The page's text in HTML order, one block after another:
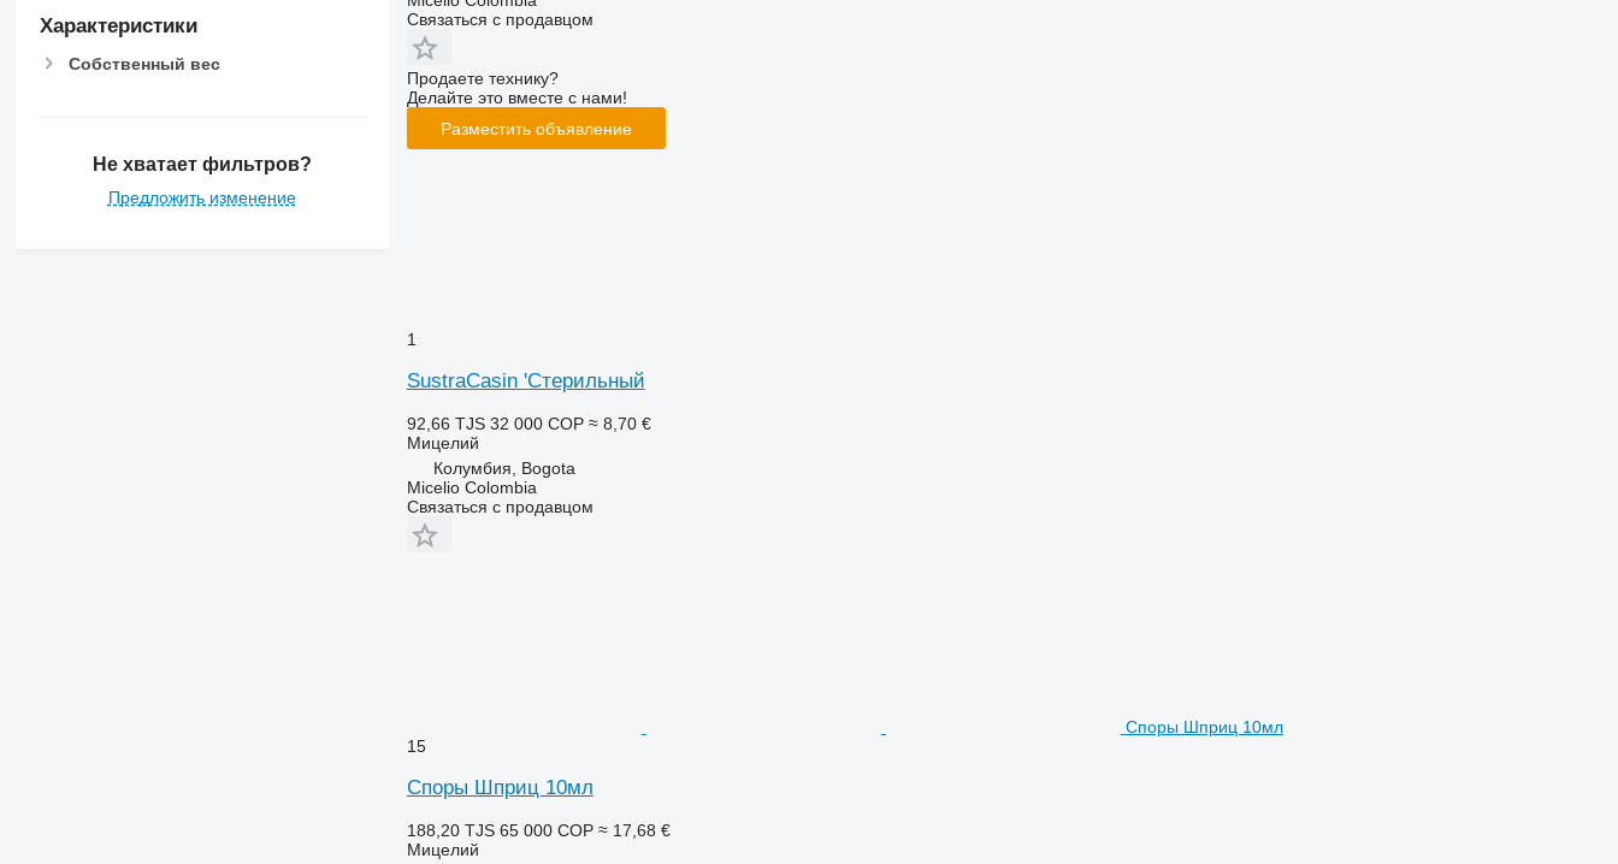
Характеристики
Собственный вес
Не хватает фильтров?
Предложить изменение
Связаться с продавцом
Продаете технику?
Делайте это вместе с нами!
Разместить объявление
1
SustraCasin 'Стерильный
92,66 TJS 32 000 COP ≈ 8,70 €
Мицелий
Колумбия, Bogota
Micelio Colombia
Связаться с продавцом
Споры Шприц 10мл
15
Споры Шприц 10мл
188,20 TJS 65 000 COP ≈ 17,68 €
Мицелий